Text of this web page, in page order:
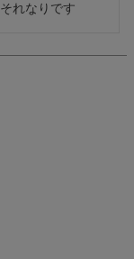
れなりです